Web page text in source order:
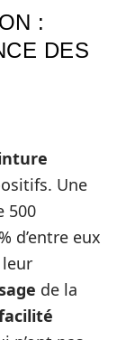
:
DES
Une
500
d’entre eux
de la